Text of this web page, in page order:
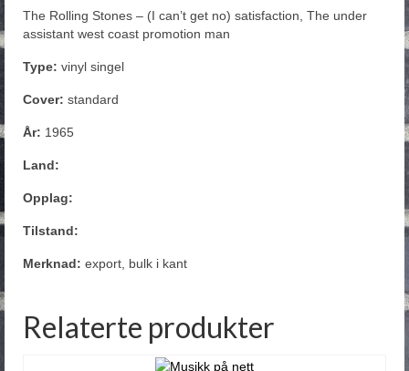
The Rolling Stones – (I can’t get no) satisfaction, The under
assistant west coast promotion man
Type: vinyl singel
Cover: standard
År: 1965
Land:
Opplag:
Tilstand:
Merknad: export, bulk i kant
Relaterte produkter